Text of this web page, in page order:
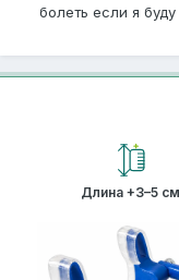
болеть если я
Длина +3–5 см